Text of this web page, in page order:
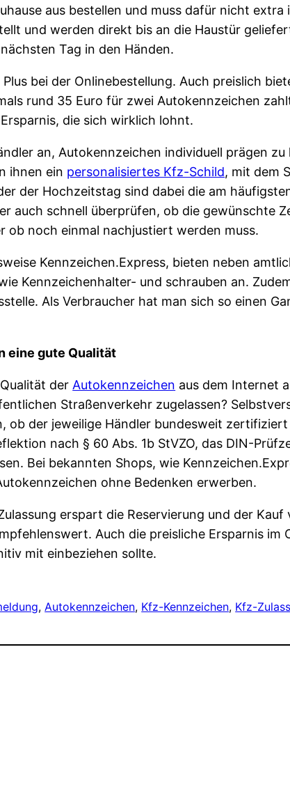
aus bestellen und muss dafür nicht
und werden direkt bis an die Haustür
Tag in den Händen.
bei der Onlinebestellung. Auch preislich
rund 35 Euro für zwei Autokennzeichen
die sich wirklich lohnt.
an, Autokennzeichen individuell prägen
ihnen ein personalisiertes Kfz-Schild, mit dem
der Hochzeitstag sind dabei die am
auch schnell überprüfen, ob die gewünschte
ob noch einmal nachjustiert werden muss.
Kennzeichen.Express, bieten neben
Kennzeichenhalter- und schrauben an.
Als Verbraucher hat man sich so einen
eine gute Qualität
der Autokennzeichen aus dem Internet
Straßenverkehr zugelassen?
ob der jeweilige Händler bundesweit
nach § 60 Abs. 1b StVZO, das DIN-
Bei bekannten Shops, wie
ohne Bedenken erwerben.
erspart die Reservierung und der
Auch die preisliche Ersparnis
mit einbeziehen sollte.
, Autokennzeichen, Kfz-Kennzeichen, Kfz-